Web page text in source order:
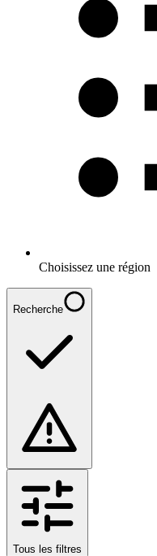
Choisissez une région
Recherche
Tous les filtres